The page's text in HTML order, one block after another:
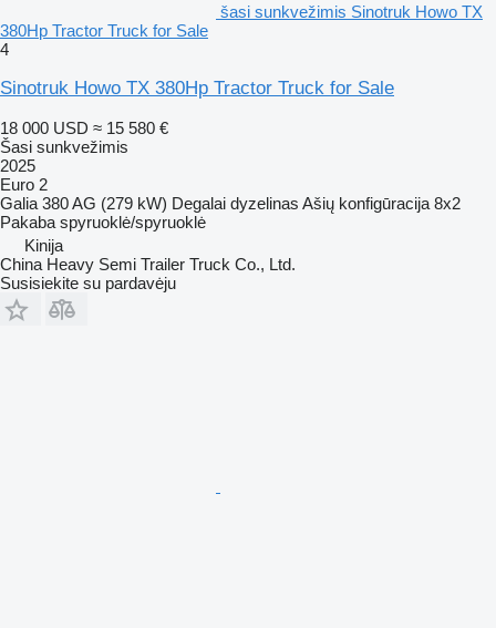
šasi sunkvežimis Sinotruk Howo TX
380Hp Tractor Truck for Sale
4
Sinotruk Howo TX 380Hp Tractor Truck for Sale
18 000 USD ≈ 15 580 €
Šasi sunkvežimis
2025
Euro 2
Galia 380 AG (279 kW) Degalai dyzelinas Ašių konfigūracija 8x2
Pakaba spyruoklė/spyruoklė
Kinija
China Heavy Semi Trailer Truck Co., Ltd.
Susisiekite su pardavėju